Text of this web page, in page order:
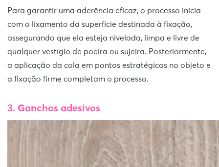
Para garantir uma aderência eficaz, o processo inicia
com o lixamento da superfície destinada à fixação,
assegurando que ela esteja nivelada, limpa e livre de
qualquer vestígio de poeira ou sujeira. Posteriormente,
a aplicação da cola em pontos estratégicos no objeto e
a fixação firme completam o processo.
3. Ganchos adesivos